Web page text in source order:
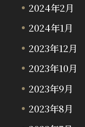
2024年2月
2024年1月
2023年12月
2023年10月
2023年9月
2023年8月